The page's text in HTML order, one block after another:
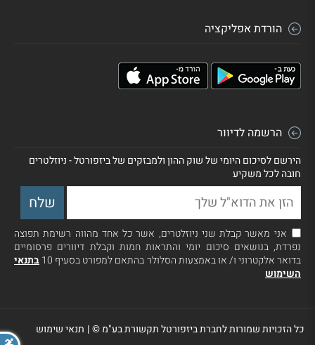
הורדת אפליקציה
הרשמה לדיוור
הירשם לסיכום היומי של שוק ההון ולמבזקים של ביזפורטל - ניוזלטרים
חובה לכל משקיע
אני מאשר קבלת שני ניוזלטרים, אשר כל אחד מהווה רשימת תפוצה
נפרדת, בנושאים סיכום יומי והתראות חמות וקבלת דיוורים פרסומיים
בדואר אלקטרוני ו/ או באמצעות הסלולר בהתאם למפורט בסעיף 10
בתנאי
השימוש
כל הזכויות שמורות לחברת ביזפורטל תקשורת בע"מ ©| תנאי שימוש